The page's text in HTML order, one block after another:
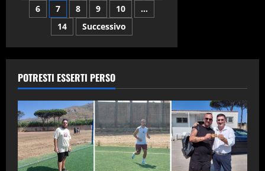
Napoli
:
Gli
in
campo
riscattare
lo
stop
in
casa
con
la
Lazio
articoli
6
7 8 9 10
…
14
Successivo
POTRESTI ESSERTI PERSO